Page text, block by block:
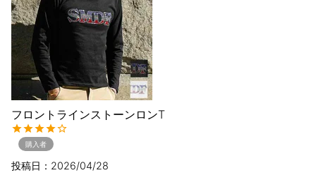
フロントラインストーンロンT
購入者
投稿日 2026/04/28